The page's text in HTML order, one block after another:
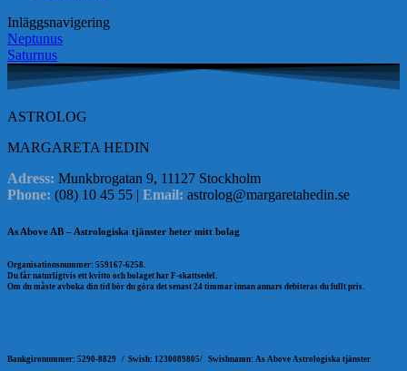
Inläggsnavigering
Neptunus
Saturnus
ASTROLOG
MARGARETA HEDIN
Adress: Munkbrogatan 9, 11127 Stockholm
Phone: (08) 10 45 55 | Email: astrolog@margaretahedin.se
As Above AB – Astrologiska tjänster heter mitt bolag
Organisationsnummer: 559167-6258.
Du får naturligtvis ett kvitto och bolaget har F-skattsedel.
Om du måste avboka din tid bör du göra det senast 24 timmar innan annars debiteras du fullt pris.
Bankgironummer: 5290-8829 / Swish: 1230089805/ Swishnamn: As Above Astrologiska tjänster